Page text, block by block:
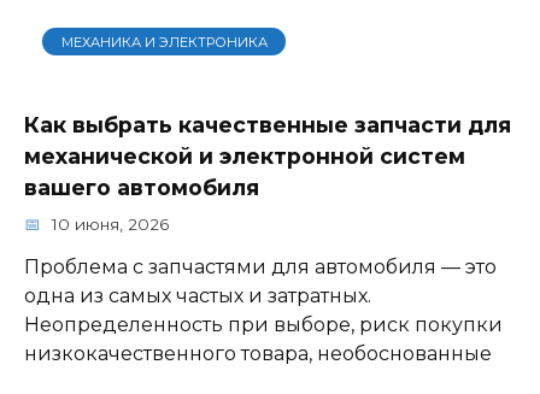
МЕХАНИКА И ЭЛЕКТРОНИКА
Как выбрать качественные запчасти для
механической и электронной систем
вашего автомобиля
10 июня, 2026
Проблема с запчастями для автомобиля — это
одна из самых частых и затратных.
Неопределенность при выборе, риск покупки
низкокачественного товара, необоснованные